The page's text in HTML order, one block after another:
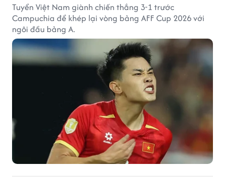
Tuyển Việt Nam giành chiến thắng 3-1 trước
Campuchia để khép lại vòng bảng AFF Cup 2026 với
ngôi đầu bảng A.